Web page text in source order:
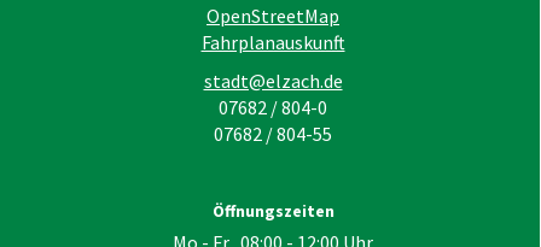
OpenStreetMap
Fahrplanauskunft
stadt@elzach.de
07682 / 804-0
07682 / 804-55
Öffnungszeiten
Mo - Fr 08:00 - 12:00 Uhr